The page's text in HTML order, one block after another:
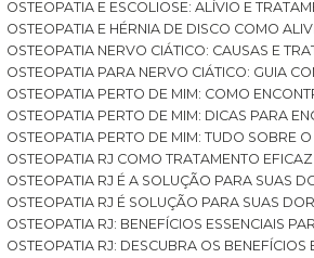
OSTEOPATIA E ESCOLIOSE: ALÍVIO E
OSTEOPATIA E HÉRNIA DE DISCO COMO
OSTEOPATIA NERVO CIÁTICO: CAUSAS E
OSTEOPATIA PARA NERVO CIÁTICO: GUIA
OSTEOPATIA PERTO DE MIM: COMO
OSTEOPATIA PERTO DE MIM: DICAS PARA
OSTEOPATIA PERTO DE MIM: TUDO SOBRE
OSTEOPATIA RJ COMO TRATAMENTO
OSTEOPATIA RJ É A SOLUÇÃO PARA SUAS
OSTEOPATIA RJ É SOLUÇÃO PARA SUAS
OSTEOPATIA RJ: BENEFÍCIOS ESSENCIAIS
OSTEOPATIA RJ: DESCUBRA OS